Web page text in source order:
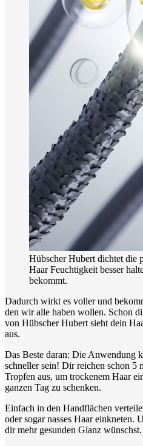
Hübscher Hubert dichtet die
Haar Feuchtigkeit besser
bekommt.
Dadurch wirkt es voller und
den wir alle haben wollen. Schon
von Hübscher Hubert sieht dein
aus.
Das Beste daran: Die Anwendung
schneller sein! Dir reichen schon 5
Tropfen aus, um trockenem Haar
ganzen Tag zu schenken.
Einfach in den Handflächen
oder sogar nasses Haar einkneten.
dir mehr gesunden Glanz wünschst.